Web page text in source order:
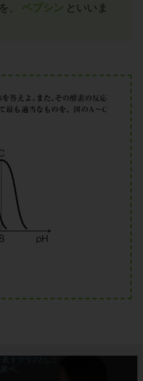
、
ペプシン といいま